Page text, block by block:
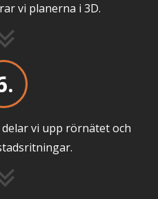
vi planerna i 3D.
vi upp rörnätet och